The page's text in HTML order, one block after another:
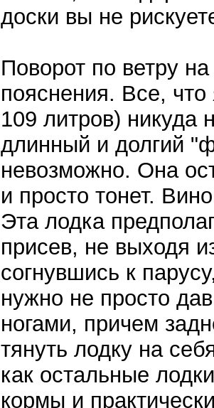
доски вы не
Поворот по ветру
пояснения. Все,
109 литров) никуда
длинный и долгий
невозможно. Она
и просто тонет.
Эта лодка
присев, не выходя
согнувшись к
нужно не просто
ногами, причем
тянуть лодку на
как остальные
кормы и